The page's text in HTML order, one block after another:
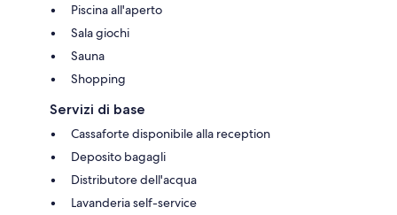
Piscina all'aperto
Sala giochi
Sauna
Shopping
Servizi di base
Cassaforte disponibile alla reception
Deposito bagagli
Distributore dell'acqua
Lavanderia self-service